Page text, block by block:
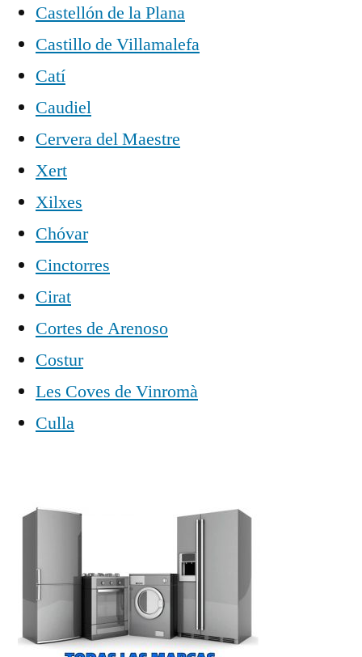
Castellón de la Plana
Castillo de Villamalefa
Catí
Caudiel
Cervera del Maestre
Xert
Xilxes
Chóvar
Cinctorres
Cirat
Cortes de Arenoso
Costur
Les Coves de Vinromà
Culla